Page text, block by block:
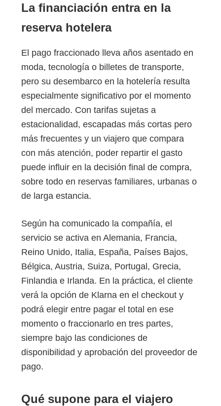
La financiación entra en la
reserva hotelera
El pago fraccionado lleva años asentado en
moda, tecnología o billetes de transporte,
pero su desembarco en la hotelería resulta
especialmente significativo por el momento
del mercado. Con tarifas sujetas a
estacionalidad, escapadas más cortas pero
más frecuentes y un viajero que compara
con más atención, poder repartir el gasto
puede influir en la decisión final de compra,
sobre todo en reservas familiares, urbanas o
de larga estancia.
Según ha comunicado la compañía, el
servicio se activa en Alemania, Francia,
Reino Unido, Italia, España, Países Bajos,
Bélgica, Austria, Suiza, Portugal, Grecia,
Finlandia e Irlanda. En la práctica, el cliente
verá la opción de Klarna en el checkout y
podrá elegir entre pagar el total en ese
momento o fraccionarlo en tres partes,
siempre bajo las condiciones de
disponibilidad y aprobación del proveedor de
pago.
Qué supone para el viajero